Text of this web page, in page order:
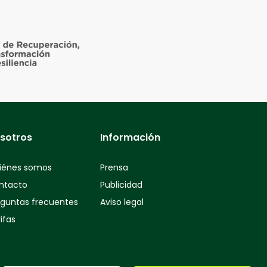
somos
frecuentes
Información
Prensa
Publicidad
Aviso legal